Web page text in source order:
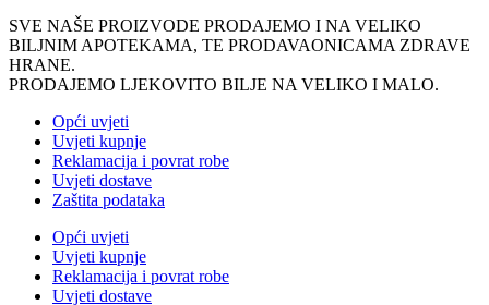
SVE NAŠE PROIZVODE PRODAJEMO I NA VELIKO
BILJNIM APOTEKAMA, TE PRODAVAONICAMA ZDRAVE
HRANE.
PRODAJEMO LJEKOVITO BILJE NA VELIKO I MALO.
Opći uvjeti
Uvjeti kupnje
Reklamacija i povrat robe
Uvjeti dostave
Zaštita podataka
Opći uvjeti
Uvjeti kupnje
Reklamacija i povrat robe
Uvjeti dostave